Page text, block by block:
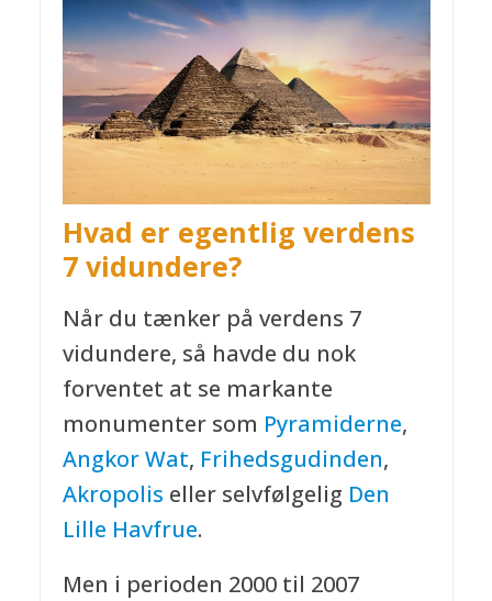
Hvad er egentlig verdens
7 vidundere?
Når du tænker på verdens 7
vidundere, så havde du nok
forventet at se markante
monumenter som Pyramiderne,
Angkor Wat, Frihedsgudinden,
Akropolis eller selvfølgelig Den
Lille Havfrue.
Men i perioden 2000 til 2007